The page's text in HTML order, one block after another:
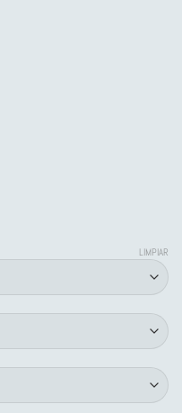
LIMPIAR